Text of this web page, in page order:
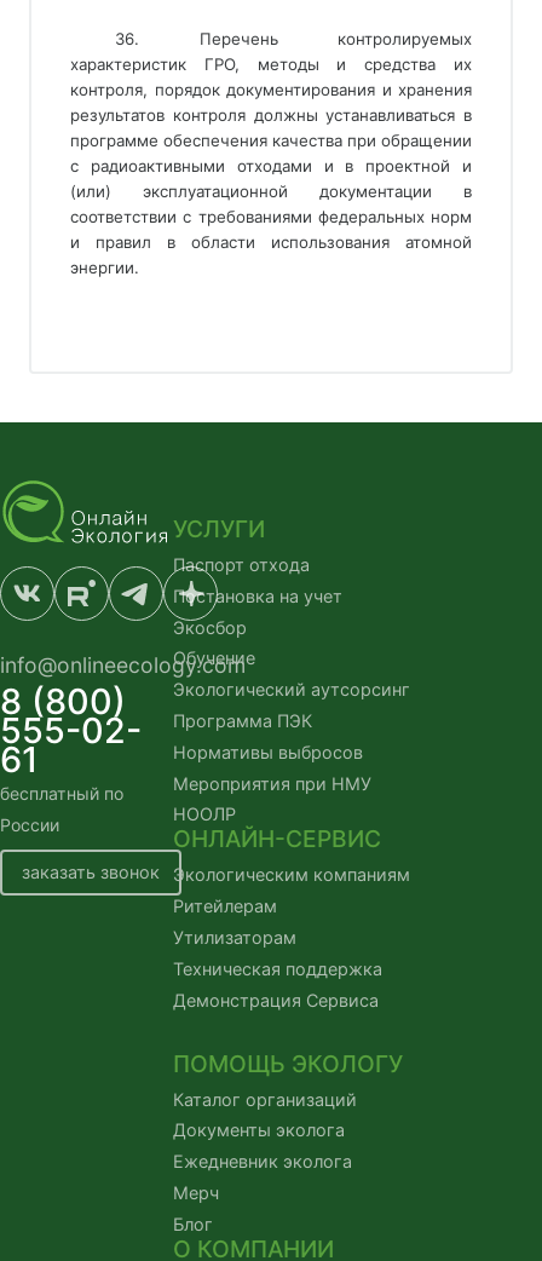
36. Перечень контролируемых
характеристик ГРО, методы и средства их
контроля, порядок документирования и хранения
результатов контроля должны устанавливаться в
программе обеспечения качества при обращении
с радиоактивными отходами и в проектной и
(или) эксплуатационной документации в
соответствии с требованиями федеральных норм
и правил в области использования атомной
энергии.
info@onlineecology.com
8 (800)
555-02-
61
бесплатный по
России
заказать звонок
УСЛУГИ
Паспорт отхода
Постановка на учет
Экосбор
Обучение
Экологический аутсорсинг
Программа ПЭК
Нормативы выбросов
Мероприятия при НМУ
НООЛР
ОНЛАЙН-СЕРВИС
Экологическим компаниям
Ритейлерам
Утилизаторам
Техническая поддержка
Демонстрация Сервиса
ПОМОЩЬ ЭКОЛОГУ
Каталог организаций
Документы эколога
Ежедневник эколога
Мерч
Блог
О КОМПАНИИ